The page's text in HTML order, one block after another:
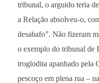
tribunal, o arguido teria
a Relação absolveu-o,
desabafo”. Não fizeram
o exemplo do tribunal de
troglodita apanhado pela
pescoço em plena rua –